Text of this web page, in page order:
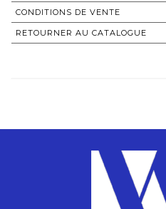
CONDITIONS DE VENTE
RETOURNER AU CATALOGUE